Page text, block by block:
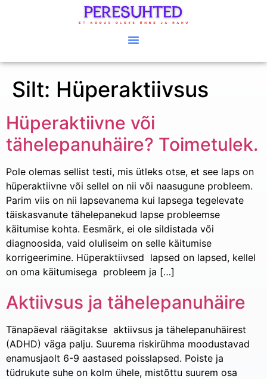
Silt: Hüperaktiivsus
Hüperaktiivne või
tähelepanuhäire? Toimetulek.
Pole olemas sellist testi, mis ütleks otse, et see laps on
hüperaktiivne või sellel on nii või naasugune probleem.
Parim viis on nii lapsevanema kui lapsega tegelevate
täiskasvanute tähelepanekud lapse probleemse
käitumise kohta. Eesmärk, ei ole sildistada või
diagnoosida, vaid oluliseim on selle käitumise
korrigeerimine. Hüperaktiivsed lapsed on lapsed, kellel
on oma käitumisega probleem ja […]
Aktiivsus ja tähelepanuhäire
Tänapäeval räägitakse aktiivsus ja tähelepanuhäirest
(ADHD) väga palju. Suurema riskirühma moodustavad
enamusjaolt 6-9 aastased poisslapsed. Poiste ja
tüdrukute suhe on kolm ühele, mistõttu suurem osa